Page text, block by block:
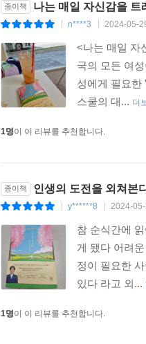
종이책 나는 매일 자신감을 트
n****3 2024-05-
<나는 매일 자
국의 모든 여
성에게 필요한
스쿨의 대... 더
1명이 이 리뷰를 추천합니다.
종이책 인생의 도전을 외쳐본
y******8 2024-
참 순식간에
게 됐다 어려
정이 필요한
있다 라고 외...
1명이 이 리뷰를 추천합니다.